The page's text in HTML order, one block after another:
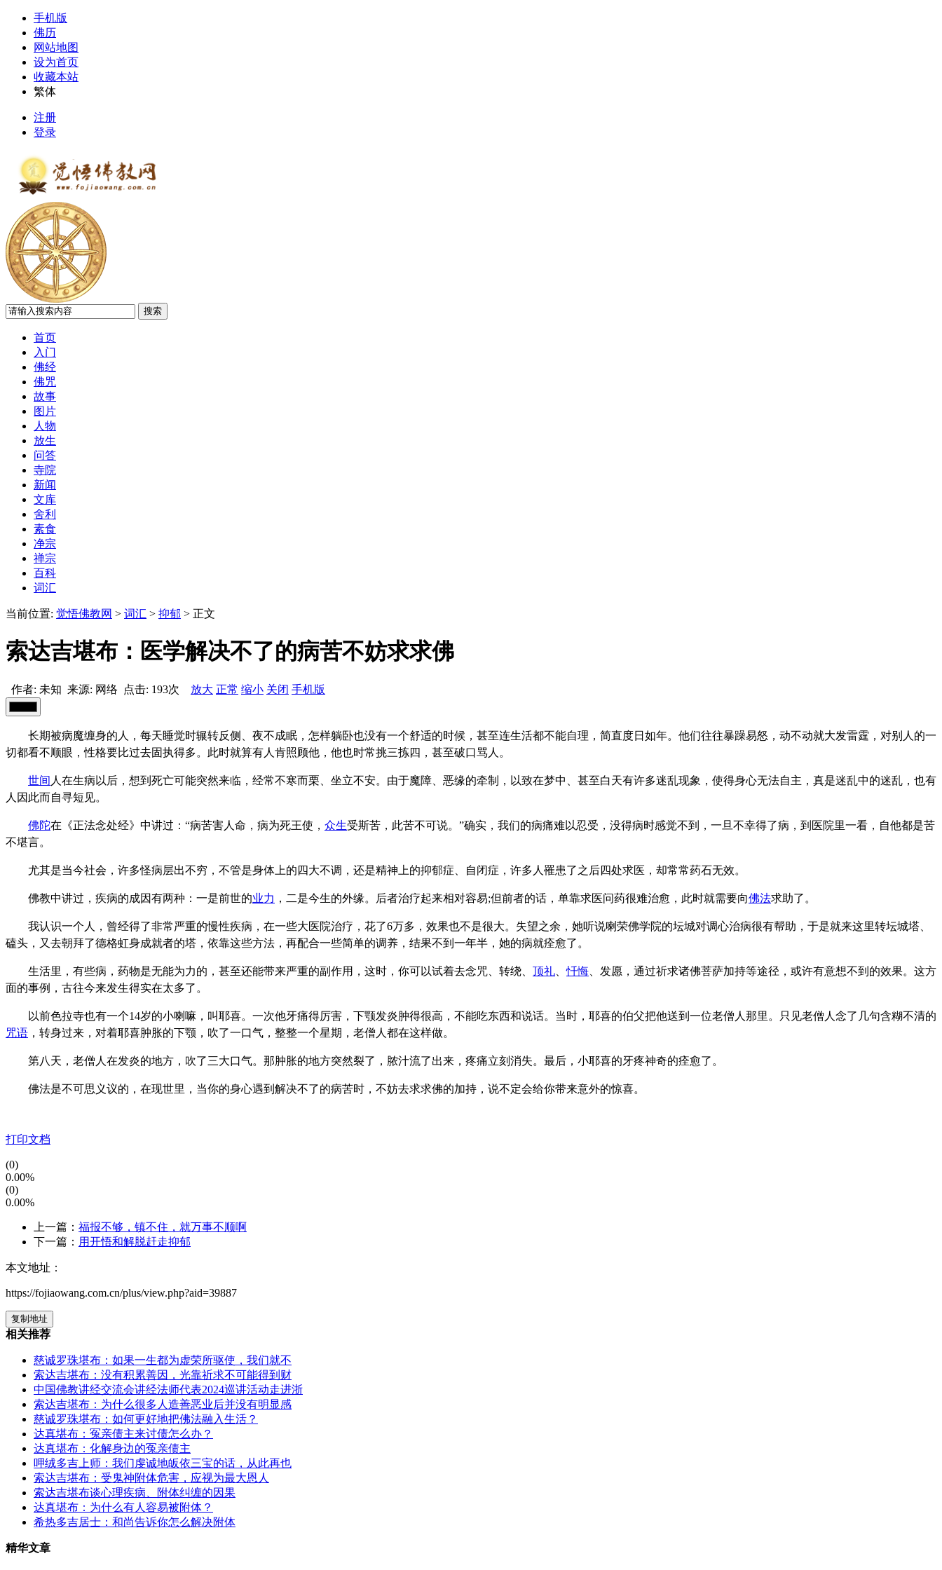
手机版
佛历
网站地图
设为首页
收藏本站
繁体
注册
登录
搜索
首页
入门
佛经
佛咒
故事
图片
人物
放生
问答
寺院
新闻
文库
舍利
素食
净宗
禅宗
百科
词汇
当前位置: 觉悟佛教网 > 词汇 > 抑郁 > 正文
索达吉堪布：医学解决不了的病苦不妨求求佛
作者: 未知 来源: 网络 点击: 193次 放大 正常 缩小 关闭 手机版
长期被病魔缠身的人，每天睡觉时辗转反侧、夜不成眠，怎样躺卧也没有一个舒适的时候，甚至连生活都不能自理，简直度日如年。他们往往暴躁易怒，动不动就大发雷霆，对别人的一
切都看不顺眼，性格要比过去固执得多。此时就算有人肯照顾他，他也时常挑三拣四，甚至破口骂人。
世间 人在生病以后，想到死亡可能突然来临，经常不寒而栗、坐立不安。由于魔障、恶缘的牵制，以致在梦中、甚至白天有许多迷乱现象，使得身心无法自主，真是迷乱中的迷乱，也有
人因此而自寻短见。
佛陀在《正法念处经》中讲过：“病苦害人命，病为死王使， 众生受斯苦，此苦不可说。”确实，我们的病痛难以忍受，没得病时感觉不到，一旦不幸得了病，到医院里一看，自他都是苦
不堪言。
尤其是当今社会，许多怪病层出不穷，不管是身体上的四大不调，还是精神上的抑郁症、自闭症，许多人罹患了之后四处求医，却常常药石无效。
佛教中讲过，疾病的成因有两种：一是前世的业力 ，二是今生的外缘。后者治疗起来相对容易;但前者的话，单靠求医问药很难治愈，此时就需要向佛法求助了。
我认识一个人，曾经得了非常严重的慢性疾病，在一些大医院治疗，花了6万多，效果也不是很大。失望之余，她听说喇荣佛学院的坛城对调心治病很有帮助，于是就来这里转坛城塔、
磕头，又去朝拜了德格虹身成就者的塔，依靠这些方法，再配合一些简单的调养，结果不到一年半，她的病就痊愈了。
生活里，有些病，药物是无能为力的，甚至还能带来严重的副作用，这时，你可以试着去念咒、转绕、 顶礼 、忏悔 、发愿，通过祈求诸佛菩萨加持等途径，或许有意想不到的效果。这方
面的事例，古往今来发生得实在太多了。
以前色拉寺也有一个14岁的小喇嘛，叫耶喜。一次他牙痛得厉害，下颚发炎肿得很高，不能吃东西和说话。当时，耶喜的伯父把他送到一位老僧人那里。只见老僧人念了几句含糊不清的
咒语 ，转身过来，对着耶喜肿胀的下颚，吹了一口气，整整一个星期，老僧人都在这样做。
第八天，老僧人在发炎的地方，吹了三大口气。那肿胀的地方突然裂了，脓汁流了出来，疼痛立刻消失。最后，小耶喜的牙疼神奇的痊愈了。
佛法是不可思义议的，在现世里，当你的身心遇到解决不了的病苦时，不妨去求求佛的加持，说不定会给你带来意外的惊喜。
打印文档
(0)
0.00%
(0)
0.00%
上一篇： 福报不够，镇不住，就万事不顺啊
下一篇： 用开悟和解脱赶走抑郁
本文地址：
https://fojiaowang.com.cn/plus/view.php?aid=39887
复制地址
相关推荐
慈诚罗珠堪布：如果一生都为虚荣所驱使，我们就不
索达吉堪布：没有积累善因，光靠祈求不可能得到财
中国佛教讲经交流会讲经法师代表2024巡讲活动走进浙
索达吉堪布：为什么很多人造善恶业后并没有明显感
慈诚罗珠堪布：如何更好地把佛法融入生活？
达真堪布：冤亲债主来讨债怎么办？
达真堪布：化解身边的冤亲债主
呷绒多吉上师：我们虔诚地皈依三宝的话，从此再也
索达吉堪布：受鬼神附体危害，应视为最大恩人
索达吉堪布谈心理疾病、附体纠缠的因果
达真堪布：为什么有人容易被附体？
希热多吉居士：和尚告诉你怎么解决附体
精华文章